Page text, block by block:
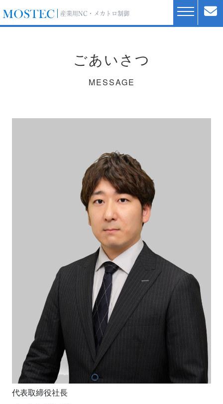
産業用NC・メカトロ制御
ごあいさつ
MESSAGE
代表取締役社長